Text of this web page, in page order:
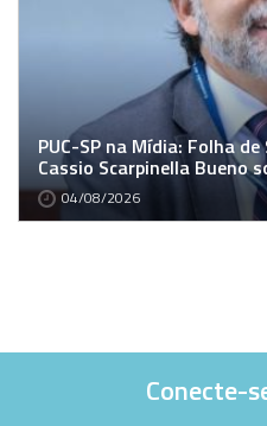
PUC-SP na Mídia: Folha
Cassio Scarpinella Bueno
04/08/2026
Conecte-